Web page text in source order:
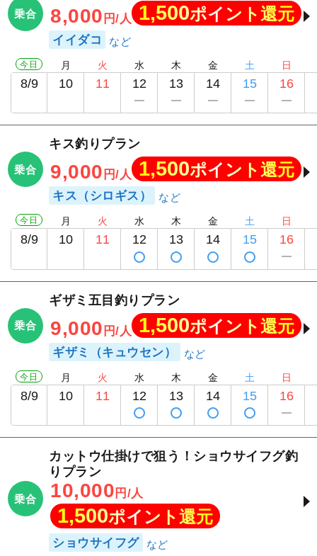
乗合 8,000 円/人 1,500ポイント還元
イイダコ
今日
8/9
月
10
火
11
水
12
木
13
金
14
土
15
日
16
乗合
キス釣りプラン
9,000 円/人 1,500ポイント還元
キス（シロギス）
今日
8/9
月
10
火
11
水
12
木
13
金
14
土
15
日
16
乗合
ギザミ五目釣りプラン
9,000 円/人 1,500ポイント還元
ギザミ（キュウセン）
今日
8/9
月
10
火
11
水
12
木
13
金
14
土
15
日
16
乗合
カットウ仕掛けで狙う！ショウサイフグ釣
りプラン
10,000 円/人
1,500ポイント還元
ショウサイフグ